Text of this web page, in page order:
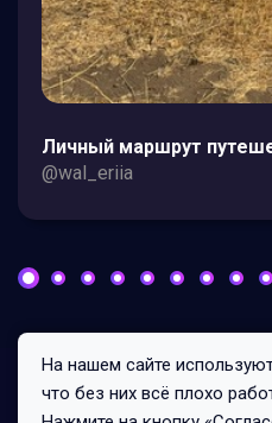
Личный маршрут
@wal_eriia
Все права
На нашем сайте
что без них всё плохо